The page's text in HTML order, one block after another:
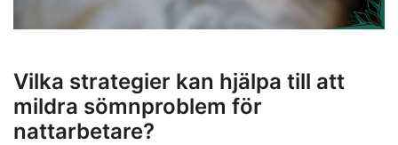
Vilka strategier kan hjälpa till att
mildra sömnproblem för
nattarbetare?